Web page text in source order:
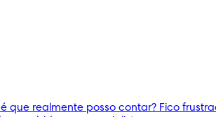
realmente posso contar? Fico